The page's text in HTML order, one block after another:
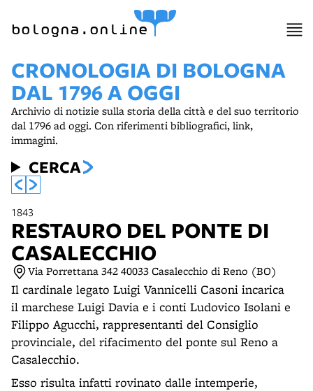
bologna.online
CRONOLOGIA DI BOLOGNA
DAL 1796 A OGGI
Archivio di notizie sulla storia della città e del suo territorio
dal 1796 ad oggi. Con riferimenti bibliografici, link,
immagini.
CERCA
1843
RESTAURO DEL PONTE DI
CASALECCHIO
Via Porrettana 342 40033 Casalecchio di Reno (BO)
Il cardinale legato Luigi Vannicelli Casoni incarica
il marchese Luigi Davia e i conti Ludovico Isolani e
Filippo Agucchi, rappresentanti del Consiglio
provinciale, del rifacimento del ponte sul Reno a
Casalecchio.
Esso risulta infatti rovinato dalle intemperie,